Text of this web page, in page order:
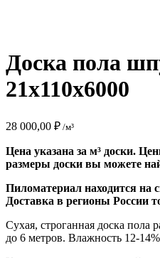
Доска пола
21x110x6000
28 000,00 ₽ /м³
Цена указана за м³ доски.
размеры доски вы можете
Пиломатериал находится на
Доставка в регионы России
Сухая, строганная доска пола
до 6 метров. Влажность 12-